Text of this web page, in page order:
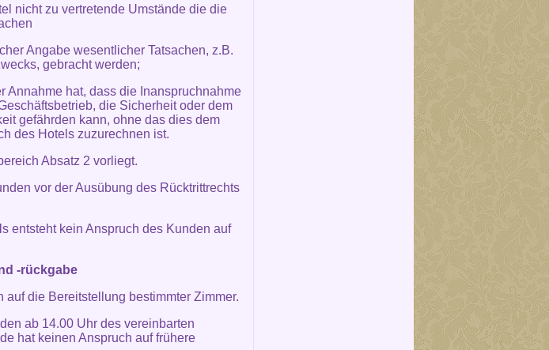
nicht zu vertretende Umstände die die
Angabe wesentlicher Tatsachen, z.B.
gebracht werden;
Annahme hat, dass die Inanspruchnahme
die Sicherheit oder dem
gefährden kann, ohne das dies dem
des Hotels zuzurechnen ist.
Absatz 2 vorliegt.
vor der Ausübung des Rücktrittrechts
entsteht kein Anspruch des Kunden auf
-rückgabe
die Bereitstellung bestimmter Zimmer.
ab 14.00 Uhr des vereinbarten
hat keinen Anspruch auf frühere